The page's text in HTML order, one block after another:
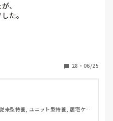
、
た。
が
れる
ました。
ばかりで
したが、
職場は
28 ・ 06/25
来型特養, ユニット型特養, 居宅ケア